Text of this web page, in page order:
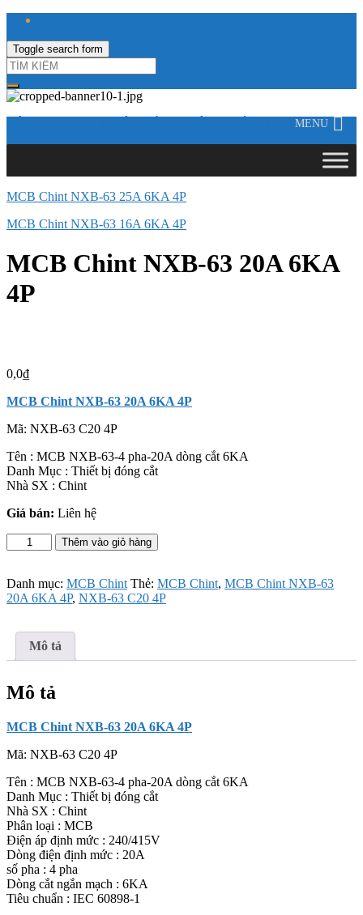
Toggle search form
CÔNG TY TNHH ĐIỆN VÀ TỰ ĐỘNG HÓA HƯNG LONG
MENU
MCB Chint NXB-63 25A 6KA 4P
MCB Chint NXB-63 16A 6KA 4P
MCB Chint NXB-63 20A 6KA
4P
0,0₫
MCB Chint NXB-63 20A 6KA 4P
Mã: NXB-63 C20 4P
Tên : MCB NXB-63-4 pha-20A dòng cắt 6KA
Danh Mục : Thiết bị đóng cắt
Nhà SX : Chint
Giá bán: Liên hệ
MCB
Chint
63
20A
lượng
Thêm vào giỏ hàng
Danh mục: MCB Chint Thẻ: MCB Chint, MCB Chint NXB-63
20A 6KA 4P, NXB-63 C20 4P
Mô tả
Mô tả
MCB Chint NXB-63 20A 6KA 4P
Mã: NXB-63 C20 4P
Tên : MCB NXB-63-4 pha-20A dòng cắt 6KA
Danh Mục : Thiết bị đóng cắt
Nhà SX : Chint
Phân loại : MCB
Điện áp định mức : 240/415V
Dòng điện định mức : 20A
số pha : 4 pha
Dòng cắt ngắn mạch : 6KA
Tiêu chuẩn : IEC 60898-1